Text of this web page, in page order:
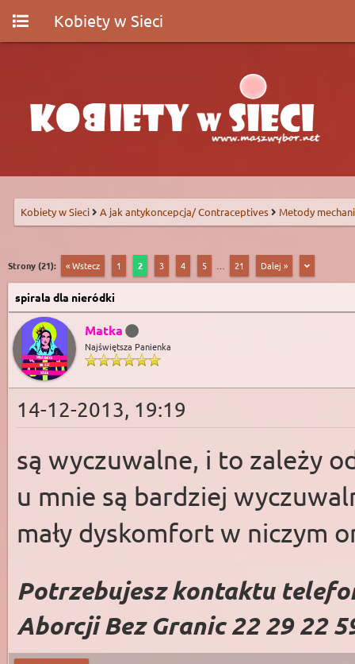
Kobiety w Sieci
Kobiety w Sieci A jak antykoncepcja/ Contraceptives Metody
Strony (21): « Wstecz 1 2 3 4 5 21 Dalej »
spirala dla nieródki
Matka
Najświętsza Panienka
14-12-2013, 19:19
są wyczuwalne, i to zależy
u mnie są bardziej
mały dyskomfort w niczym
Potrzebujesz kontaktu
Aborcji Bez Granic 22 29 22